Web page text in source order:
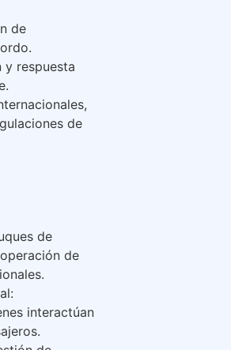
de
y respuesta
de
de
de
interactúan